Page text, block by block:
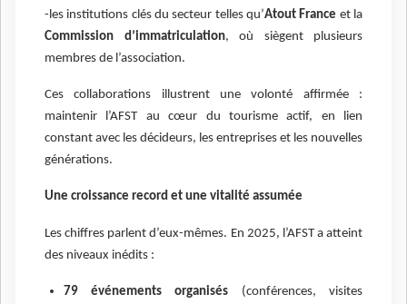
-les institutions clés du secteur telles qu’Atout France et la
Commission d’immatriculation, où siègent plusieurs
membres de l’association.
Ces collaborations illustrent une volonté affirmée :
maintenir l’AFST au cœur du tourisme actif, en lien
constant avec les décideurs, les entreprises et les nouvelles
générations.
Une croissance record et une vitalité assumée
Les chiffres parlent d’eux-mêmes. En 2025, l’AFST a atteint
des niveaux inédits :
79 événements organisés (conférences, visites